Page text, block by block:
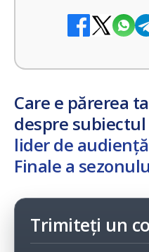
Care e părerea
despre subiectul
lider de
Finale a
Trimiteți un